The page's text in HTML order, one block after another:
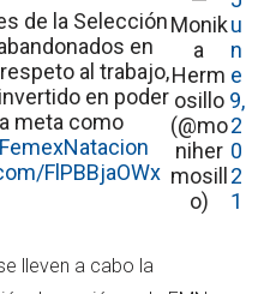
de la Selección
en
al trabajo,
en poder
meta como
FlPBBjaOWx
Monik
a
Herm
osillo
(@mo
niher
mosill
o)
u
n
e
9,
2
0
2
1
lleven a cabo la